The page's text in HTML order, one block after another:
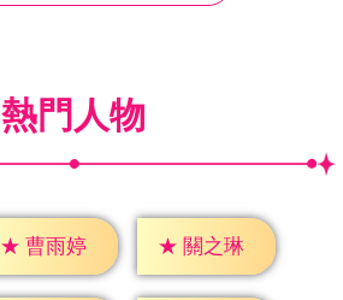
熱門人物
★ 曹雨婷 ★ 關之琳